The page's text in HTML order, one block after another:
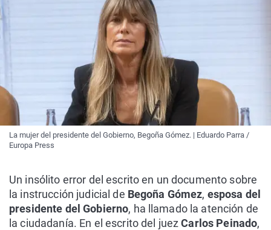
La mujer del presidente del Gobierno, Begoña Gómez. | Eduardo Parra /
Europa Press
Un insólito error del escrito en un documento sobre
la instrucción judicial de Begoña Gómez, esposa del
presidente del Gobierno, ha llamado la atención de
la ciudadanía. En el escrito del juez Carlos Peinado,